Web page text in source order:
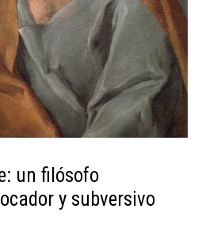
un filósofo
y subversivo